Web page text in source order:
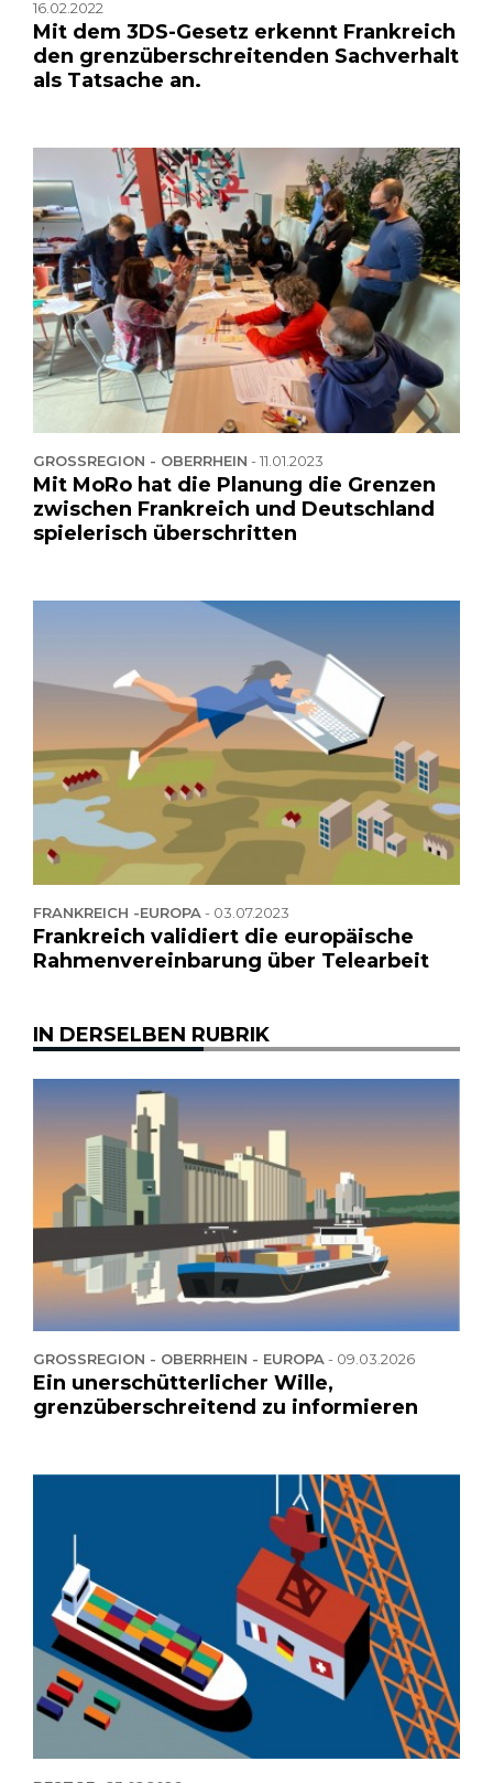
16.02.2022
Mit dem 3DS-Gesetz erkennt Frankreich
den grenzüberschreitenden Sachverhalt
als Tatsache an.
GROSSREGION - OBERRHEIN -11.01.2023
Mit MoRo hat die Planung die Grenzen
zwischen Frankreich und Deutschland
spielerisch überschritten
FRANKREICH -EUROPA- 03.07.2023
Frankreich validiert die europäische
Rahmenvereinbarung über Telearbeit
IN DERSELBEN RUBRIK
GROSSREGION - OBERRHEIN - EUROPA - 09.03.2026
Ein unerschütterlicher Wille,
grenzüberschreitend zu informieren